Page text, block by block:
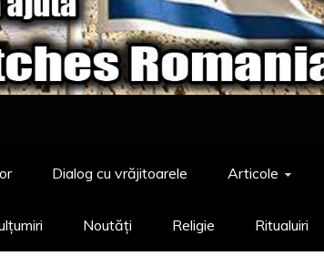
Dialog cu vrăjitoarele Articole
Noutăți Religie Ritualuiri